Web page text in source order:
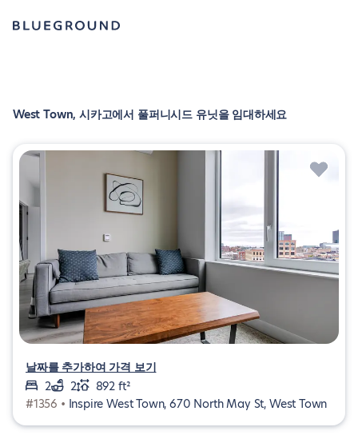
West Town, 시카고에서 풀퍼니시드 유닛을 임대하세요
날짜를 추가하여 가격 보기
2
2
892 ft²
#1356 • Inspire West Town, 670 North May St, West Town